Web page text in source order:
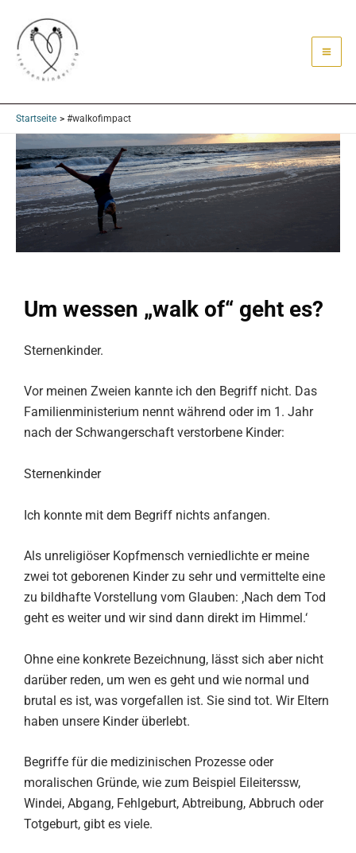
Inhalt
springen
Startseite #walkofimpact
Um wessen „walk of“ geht es?
Sternenkinder.
Vor meinen Zweien kannte ich den Begriff nicht. Das
Familienministerium nennt während oder im 1. Jahr
nach der Schwangerschaft verstorbene Kinder:
Sternenkinder
Ich konnte mit dem Begriff nichts anfangen.
Als unreligiöser Kopfmensch verniedlichte er meine
zwei tot geborenen Kinder zu sehr und vermittelte eine
zu bildhafte Vorstellung vom Glauben: ‚Nach dem Tod
geht es weiter und wir sind dann direkt im Himmel.‘
Ohne eine konkrete Bezeichnung, lässt sich aber nicht
darüber reden, um wen es geht und wie normal und
brutal es ist, was vorgefallen ist. Sie sind tot. Wir Eltern
haben unsere Kinder überlebt.
Begriffe für die medizinischen Prozesse oder
moralischen Gründe, wie zum Beispiel Eileiterssw,
Windei, Abgang, Fehlgeburt, Abtreibung, Abbruch oder
Totgeburt, gibt es viele.